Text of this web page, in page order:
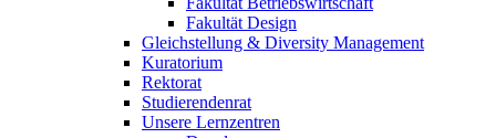
Fakultät Design
Gleichstellung & Diversity Management
Kuratorium
Rektorat
Studierendenrat
Unsere Lernzentren